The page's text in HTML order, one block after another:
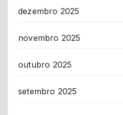
dezembro 2025
novembro 2025
outubro 2025
setembro 2025